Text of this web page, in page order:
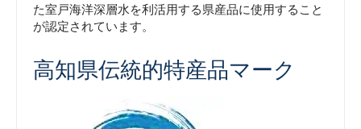
た室戸海洋深層水を利活用する県産品に使用すること
が認定されています。
高知県伝統的特産品マーク